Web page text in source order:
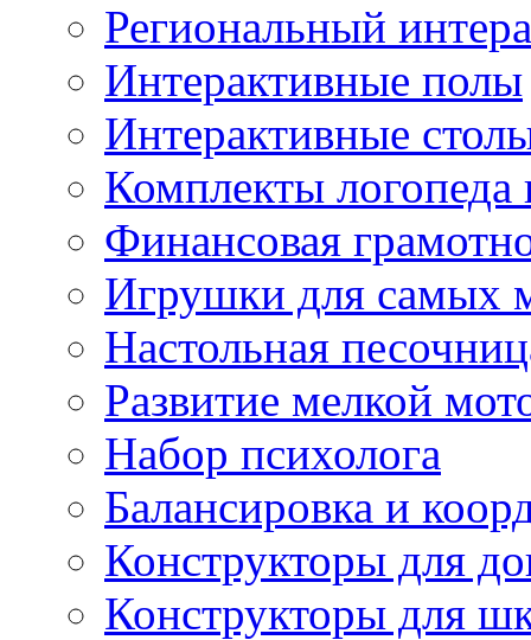
Региональный
Интерактивные полы
Интерактивные
Комплекты логопеда
Финансовая
Игрушки для самых
Настольная
Развитие мелкой
Набор психолога
Балансировка и
Конструкторы для
Конструкторы для